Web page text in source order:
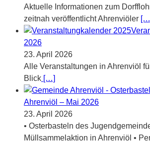
Aktuelle Informationen zum
zeitnah veröffentlicht Ahrenviöler
2026
23. April 2026
Alle Veranstaltungen in Ahrenviöl
Blick […]
Ahrenviöl – Mai 2026
23. April 2026
• Osterbasteln des
Müllsammelaktion in Ahrenviöl •